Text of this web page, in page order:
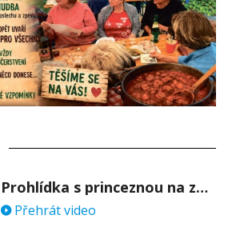
Prohlídka s princeznou na zámku Stekník
Přehrát video